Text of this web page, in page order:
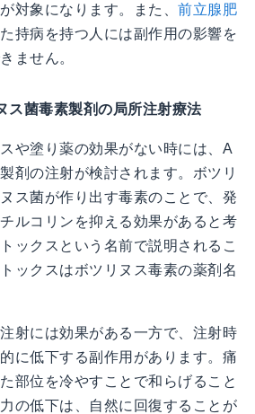
対象になります。また、前立腺肥
持病を持つ人には副作用の影響を
ません。
ス菌毒素製剤の局所注射療法
や塗り薬の効果がない時には、A
剤の注射が検討されます。ボツリ
ス菌が作り出す毒素のことで、発
ルコリンを抑える効果があると考
ックスという名前で説明されるこ
ックスはボツリヌス毒素の薬剤名
射には効果がある一方で、注射時
に低下する副作用があります。痛
部位を冷やすことで和らげること
の低下は、自然に回復することが